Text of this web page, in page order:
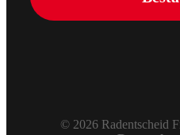
© 2026 Radentscheid